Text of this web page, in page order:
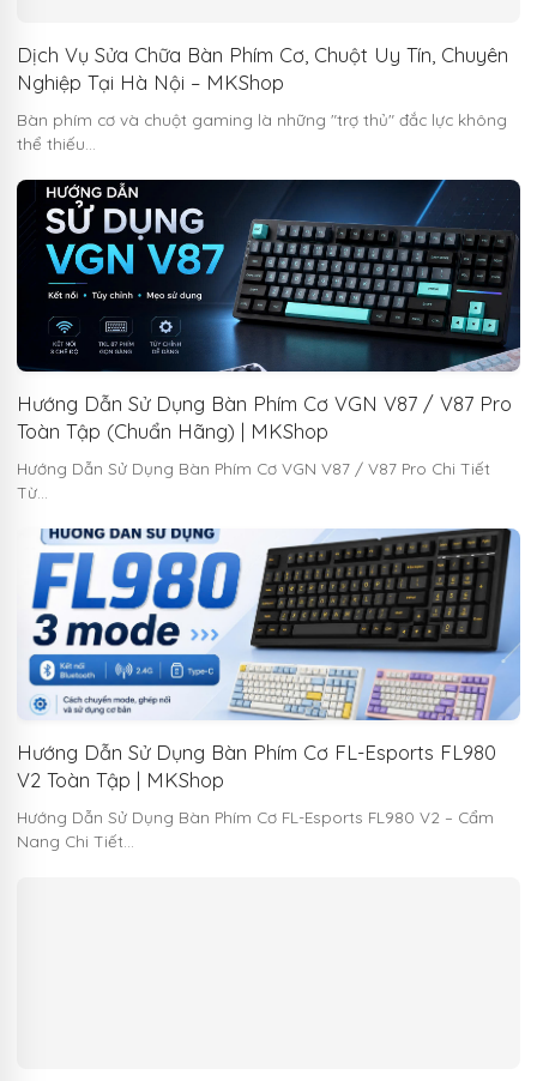
Dịch Vụ Sửa Chữa Bàn Phím Cơ, Chuột Uy Tín, Chuyên
Nghiệp Tại Hà Nội – MKShop
Bàn phím cơ và chuột gaming là những "trợ thủ" đắc lực không
thể thiếu…
Hướng Dẫn Sử Dụng Bàn Phím Cơ VGN V87 / V87 Pro
Toàn Tập (Chuẩn Hãng) | MKShop
Hướng Dẫn Sử Dụng Bàn Phím Cơ VGN V87 / V87 Pro Chi Tiết
Từ…
Hướng Dẫn Sử Dụng Bàn Phím Cơ FL-Esports FL980
V2 Toàn Tập | MKShop
Hướng Dẫn Sử Dụng Bàn Phím Cơ FL-Esports FL980 V2 – Cẩm
Nang Chi Tiết…